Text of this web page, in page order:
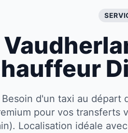
Besoin d'un taxi au départ
pour vos transferts
Localisation idéale